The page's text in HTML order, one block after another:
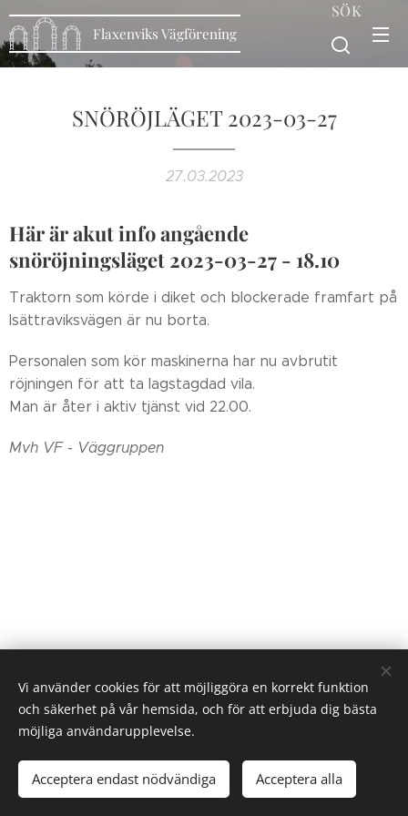
Flaxenviks Vägförening
SÖK
SNÖRÖJLÄGET 2023-03-27
27.03.2023
Här är akut info angående
snöröjningsläget 2023-03-27 - 18.10
Traktorn som körde i diket och blockerade framfart på
Isättraviksvägen är nu borta.
Personalen som kör maskinerna har nu avbrutit
röjningen för att ta lagstagdad vila.
Man är åter i aktiv tjänst vid 22.00.
Mvh VF - Väggruppen
Cookies
Vi använder cookies för att möjliggöra en korrekt funktion
och säkerhet på vår hemsida, och för att erbjuda dig bästa
möjliga användarupplevelse.
Acceptera endast nödvändiga Acceptera alla